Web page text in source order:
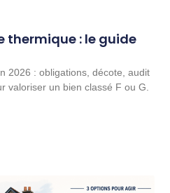
thermique : le guide
2026 : obligations, décote, audit
valoriser un bien classé F ou G.